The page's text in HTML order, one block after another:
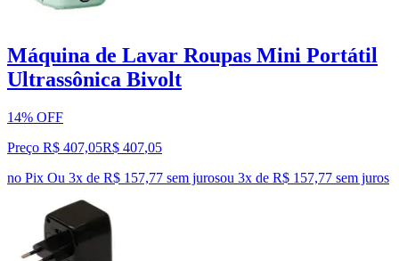
Máquina de Lavar Roupas Mini Portátil
Ultrassônica Bivolt
14% OFF
Preço R$ 407,05R$ 407,05
no Pix Ou 3x de R$ 157,77 sem jurosou 3x de R$ 157,77 sem juros